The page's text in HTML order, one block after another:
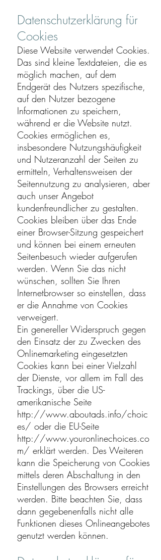
Datenschutzerklärung für
Cookies
Diese Website verwendet Cookies.
Das sind kleine Textdateien, die es
möglich machen, auf dem
Endgerät des Nutzers spezifische,
auf den Nutzer bezogene
Informationen zu speichern,
während er die Website nutzt.
Cookies ermöglichen es,
insbesondere Nutzungshäufigkeit
und Nutzeranzahl der Seiten zu
ermitteln, Verhaltensweisen der
Seitennutzung zu analysieren, aber
auch unser Angebot
kundenfreundlicher zu gestalten.
Cookies bleiben über das Ende
einer Browser-Sitzung gespeichert
und können bei einem erneuten
Seitenbesuch wieder aufgerufen
werden. Wenn Sie das nicht
wünschen, sollten Sie Ihren
Internetbrowser so einstellen, dass
er die Annahme von Cookies
verweigert.
Ein genereller Widerspruch gegen
den Einsatz der zu Zwecken des
Onlinemarketing eingesetzten
Cookies kann bei einer Vielzahl
der Dienste, vor allem im Fall des
Trackings, über die US-
amerikanische Seite
http://www.aboutads.info/choic
es/ oder die EU-Seite
http://www.youronlinechoices.co
m/ erklärt werden. Des Weiteren
kann die Speicherung von Cookies
mittels deren Abschaltung in den
Einstellungen des Browsers erreicht
werden. Bitte beachten Sie, dass
dann gegebenenfalls nicht alle
Funktionen dieses Onlineangebotes
genutzt werden können.